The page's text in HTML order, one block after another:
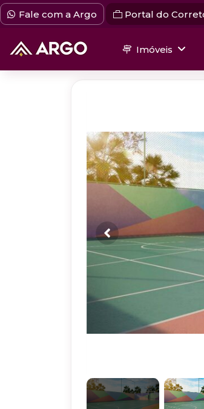
Fale com a Argo Portal do
Imóveis